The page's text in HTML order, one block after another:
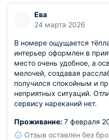
Ева
24 марта 2026
В номере ощущается
интерьер оформлен в
место очень удобное, а
мелочей, создавая
получился спокойным и
неприятных ситуаций.
сервису нареканий нет.
Проживание: 7 февраля
Отзыв оставлен без